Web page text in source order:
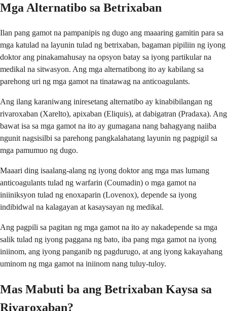
Mga Alternatibo sa Betrixaban
Ilan pang gamot na pampanipis ng dugo ang maaaring gamitin para sa
mga katulad na layunin tulad ng betrixaban, bagaman pipiliin ng iyong
doktor ang pinakamahusay na opsyon batay sa iyong partikular na
medikal na sitwasyon. Ang mga alternatibong ito ay kabilang sa
parehong uri ng mga gamot na tinatawag na anticoagulants.
Ang ilang karaniwang iniresetang alternatibo ay kinabibilangan ng
rivaroxaban (Xarelto), apixaban (Eliquis), at dabigatran (Pradaxa). Ang
bawat isa sa mga gamot na ito ay gumagana nang bahagyang naiiba
ngunit nagsisilbi sa parehong pangkalahatang layunin ng pagpigil sa
mga pamumuo ng dugo.
Maaari ding isaalang-alang ng iyong doktor ang mga mas lumang
anticoagulants tulad ng warfarin (Coumadin) o mga gamot na
iniiniksyon tulad ng enoxaparin (Lovenox), depende sa iyong
indibidwal na kalagayan at kasaysayan ng medikal.
Ang pagpili sa pagitan ng mga gamot na ito ay nakadepende sa mga
salik tulad ng iyong paggana ng bato, iba pang mga gamot na iyong
iniinom, ang iyong panganib ng pagdurugo, at ang iyong kakayahang
uminom ng mga gamot na iniinom nang tuluy-tuloy.
Mas Mabuti ba ang Betrixaban Kaysa sa
Rivaroxaban?